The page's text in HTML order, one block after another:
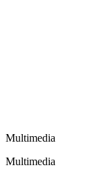
Multimedia
Multimedia